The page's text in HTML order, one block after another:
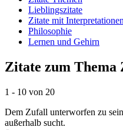
Lieblingszitate
Zitate mit Interpretationen
Philosophie
Lernen und Gehirn
Zitate zum Thema
1 - 10 von 20
Dem Zufall unterworfen zu
außerhalb sucht.